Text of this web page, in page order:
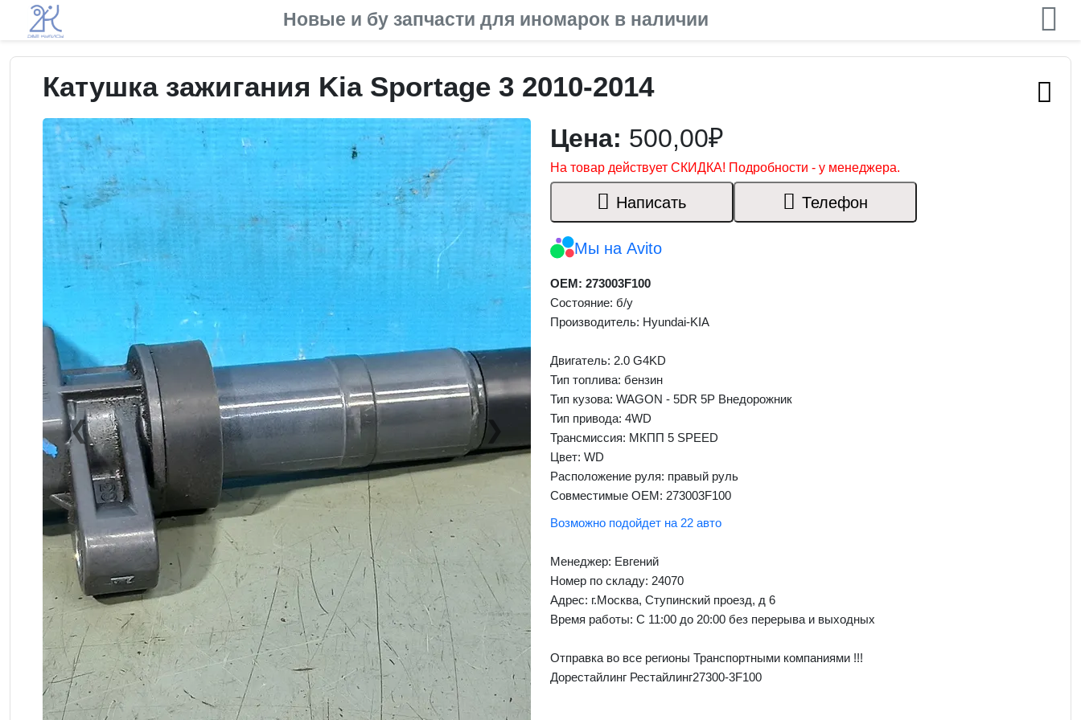
Новые и бу запчасти для иномарок в наличии
Катушка зажигания Kia Sportage 3 2010-2014
❮Previous ❯
Цена: 500,00₽
На товар действует СКИДКА! Подробности - у менеджера.
Написать Телефон
Мы на Avito
OEM: 273003F100
Состояние: б/у
Производитель: Hyundai-KIA
Двигатель: 2.0 G4KD
Тип топлива: бензин
Тип кузова: WAGON - 5DR 5P Внедорожник
Тип привода: 4WD
Трансмиссия: МКПП 5 SPEED
Цвет: WD
Расположение руля: правый руль
Совместимые OEM: 273003F100
Возможно подойдет на 22 авто
Менеджер: Евгений
Номер по складу: 24070
Адрес: г.Москва, Ступинский проезд, д 6
Время работы: С 11:00 до 20:00 без перерыва и выходных
Отправка во все регионы Транспортными компаниями !!!
Дорестайлинг Рестайлинг27300-3F100